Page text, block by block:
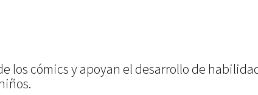
los cómics y apoyan el desarrollo de